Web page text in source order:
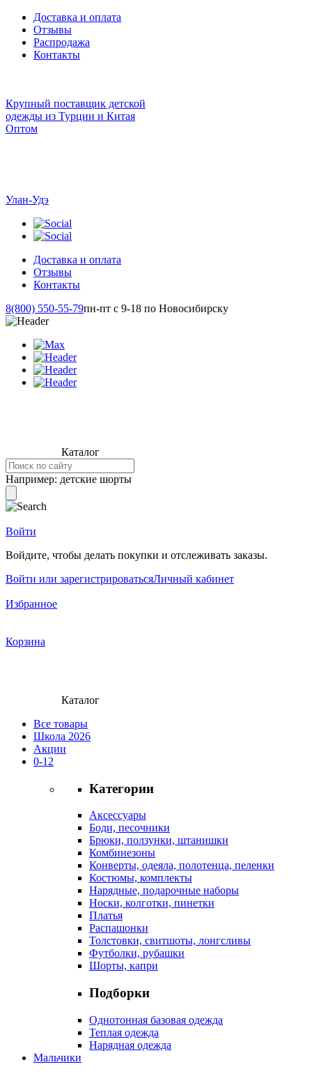
Доставка и оплата
Отзывы
Распродажа
Контакты
Крупный поставщик детской
одежды из Турции и Китая
Оптом
Улан-Удэ
Доставка и оплата
Отзывы
Контакты
8(800) 550-55-79пн-пт с 9-18 по Новосибирску
Каталог
Например: детские шорты
Войти
Войдите, чтобы делать покупки и отслеживать заказы.
Войти или зарегистрироватьсяЛичный кабинет
Избранное
Корзина
Каталог
Все товары
Школа 2026
Акции
0-12
Категории
Аксессуары
Боди, песочники
Брюки, ползунки, штанишки
Комбинезоны
Конверты, одеяла, полотенца, пеленки
Костюмы, комплекты
Нарядные, подарочные наборы
Носки, колготки, пинетки
Платья
Распашонки
Толстовки, свитшоты, лонгсливы
Футболки, рубашки
Шорты, капри
Подборки
Однотонная базовая одежда
Теплая одежда
Нарядная одежда
Мальчики